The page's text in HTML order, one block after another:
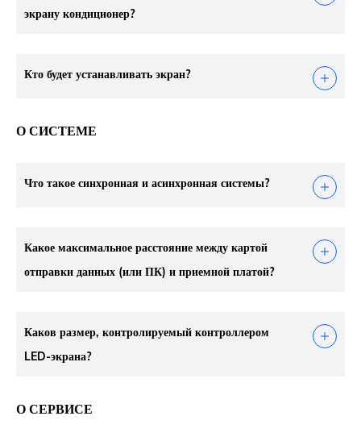
экрану кондиционер?
Кто будет устанавливать экран?
О СИСТЕМЕ
Что такое синхронная и асинхронная системы?
Какое максимальное расстояние между картой
отправки данных (или ПК) и приемной платой?
Каков размер, контролируемый контроллером
LED-экрана?
О СЕРВИСЕ